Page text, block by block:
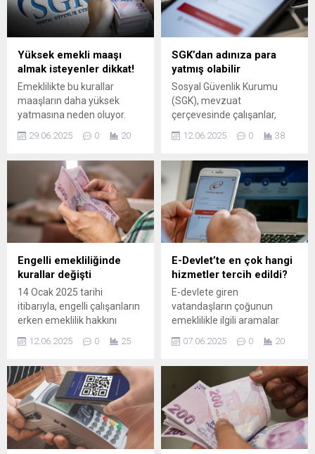
başlatılacağını açıkladı. Yeni
uygulama kapsamında ...
nedeniyle 58 binden fazla
başvuru yapıldığı belirtildi.
Uzmanlar, bu tür sorunların
önüne geçilebilmesi için
çalışanların her ay bordro
kayıtlarını ve e-Devlet
üzerinden SGK hizmet...
Yüksek emekli maaşı
almak isteyenler dikkat!
Emeklilikte bu kurallar
maaşların daha yüksek
yatmasına neden oluyor.
uyanlar daha yüksek maaş
29.06.2025 0 20
SGK’dan adınıza para
yatmış olabilir
Sosyal Güvenlik Kurumu
(SGK), mevzuat
çerçevesinde çalışanlar,
işverenler ve anneler gibi
ödemeler yapmaktadır. Bu
ödemelerin bazıları için
başvuru yapılması
gerekirken, bazıları otomatik
olarak hesaplara
yatmaktadır. SGK'nın
sunduğu ödemelere dair
tüm bilgilere ise e-Devlet
ulaşılabilir.
12.06.2025 0 38
Engelli emekliliğinde
kurallar değişti
14 Ocak 2025 tarihi
itibarıyla, engelli çalışanların
erken emeklilik hakkını
doğrudan etkileyen 'vergi
indirimi ile emeklilik' sistemi
uygulamada olan ve
binlerce engelliyi etkileyen
bu değişiklik, emeklilik
sisteminde önemli bir
kırılma yaratmış durumda.
Değişiklik, özellikle sigortalı
12.06.2025 0 25
E-Devlet’te en çok hangi
hizmetler tercih edildi?
E-devlete giren
vatandaşların çoğunun
emeklilikle ilgili aramalar
yaptığı anlaşıldı. Sosyal
Güvenlik Kurumu (SGK)
platformlarda yoğun ilgi
görüyor. Türkiye
Gazetesi’nin haberine göre,
vatandaşların dijital kanallar
üzerinden en ...
07.06.2025 0 20